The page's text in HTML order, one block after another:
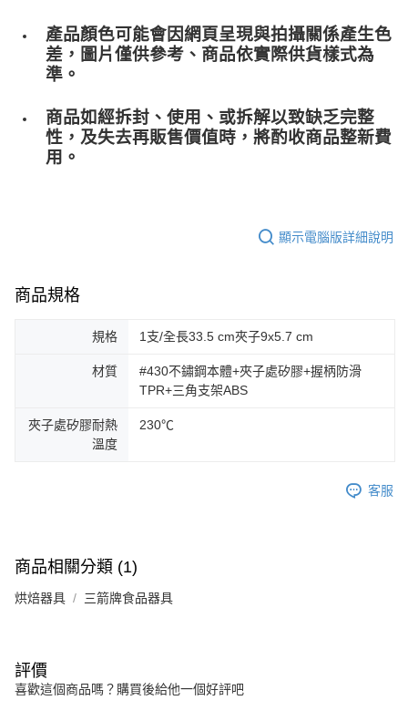
產品顏色可能會因網頁呈現與拍攝關係產生色
差，圖片僅供參考、商品依實際供貨樣式為
準。
商品如經拆封、使用、或拆解以致缺乏完整
性，及失去再販售價值時，將酌收商品整﻿新費
用。
顯示電腦版詳細說明
商品規格
規格 1支/全長33.5 cm夾子9x5.7 cm
材質
#430不鏽鋼本體+夾子處矽膠+握柄防滑
TPR+三角支架ABS
夾子處矽膠耐熱
溫度
230℃
客服
商品相關分類 (1)
烘焙器具 三箭牌食品器具
評價
喜歡這個商品嗎？購買後給他一個好評吧